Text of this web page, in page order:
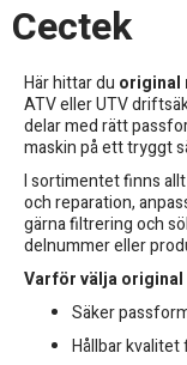
Cectek
Här hittar du original
ATV eller UTV
delar med rätt
maskin på ett tryggt
I sortimentet finns
och reparation,
gärna filtrering och
delnummer eller
Varför välja
Säker
Hållbar